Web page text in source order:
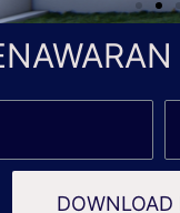
DOWNLOAD